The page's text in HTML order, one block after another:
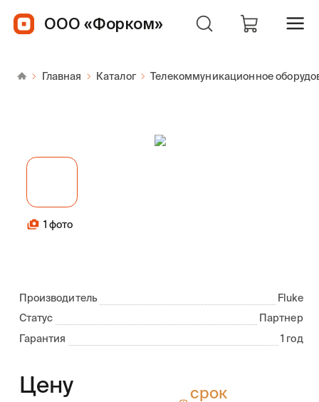
ООО «Форком»
Главная Каталог Телекоммуникационное
1 фото
Производитель
Fluke
Статус
Партнер
Гарантия
1 год
Цену
срок